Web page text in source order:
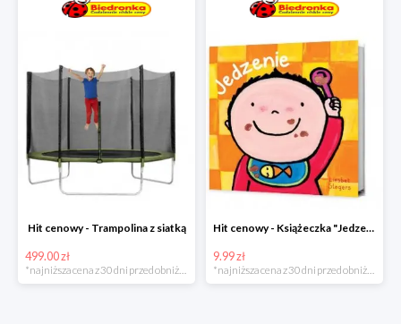
Hit cenowy - Trampolina z siatką
499.00 zł
Hit cenowy - Książeczka "Jedzenie"
9.99 zł